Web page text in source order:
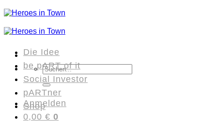
Zum
Inhalt
Suchen
nach:
Anmelden
0,00 € 0
Die Idee
be pART of it
Social Investor
pARTner
Shop